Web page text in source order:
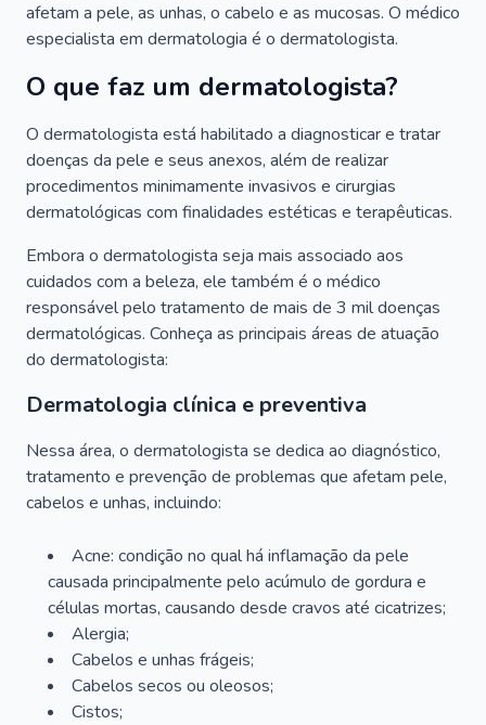
afetam a pele, as unhas, o cabelo e as mucosas. O médico
especialista em dermatologia é o dermatologista.
O que faz um dermatologista?
O dermatologista está habilitado a diagnosticar e tratar
doenças da pele e seus anexos, além de realizar
procedimentos minimamente invasivos e cirurgias
dermatológicas com finalidades estéticas e terapêuticas.
Embora o dermatologista seja mais associado aos
cuidados com a beleza, ele também é o médico
responsável pelo tratamento de mais de 3 mil doenças
dermatológicas. Conheça as principais áreas de atuação
do dermatologista:
Dermatologia clínica e preventiva
Nessa área, o dermatologista se dedica ao diagnóstico,
tratamento e prevenção de problemas que afetam pele,
cabelos e unhas, incluindo:
Acne: condição no qual há inflamação da pele
causada principalmente pelo acúmulo de gordura e
células mortas, causando desde cravos até cicatrizes;
Alergia;
Cabelos e unhas frágeis;
Cabelos secos ou oleosos;
Cistos;